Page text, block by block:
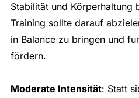
Stabilität und Körperhaltung
Training sollte darauf
in Balance zu bringen und
fördern.
Moderate Intensität: Statt